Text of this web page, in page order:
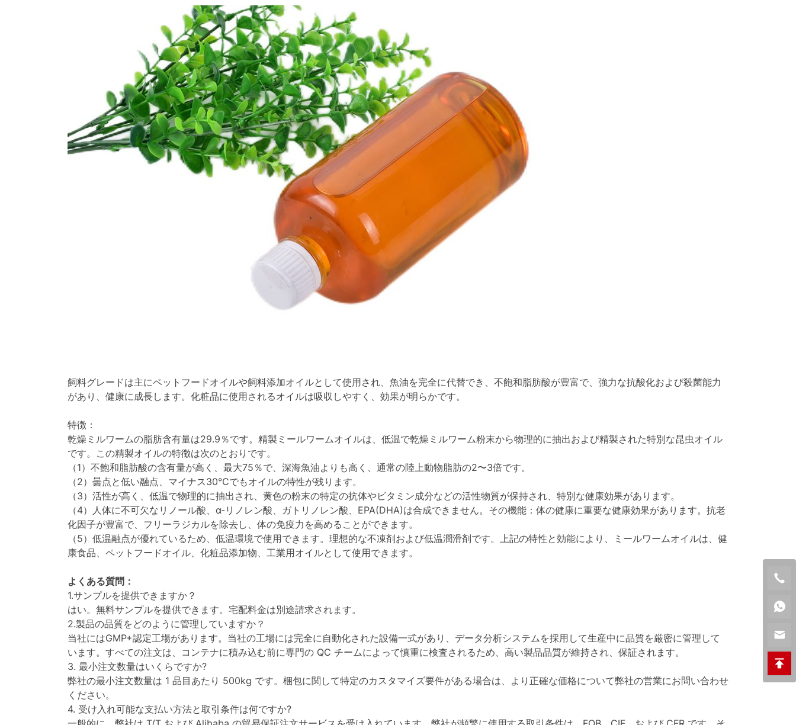
飼料グレードは主にペットフードオイルや飼料添加オイルとして使用され、魚油を完全に代替でき、不飽和脂肪酸が豊富で、強力な抗酸化および殺菌能力
があり、健康に成長します。化粧品に使用されるオイルは吸収しやすく、効果が明らかです。
特徴：
乾燥ミルワームの脂肪含有量は29.9％です。精製ミールワームオイルは、低温で乾燥ミルワーム粉末から物理的に抽出および精製された特別な昆虫オイル
です。この精製オイルの特徴は次のとおりです。
（1）不飽和脂肪酸の含有量が高く、最大75％で、深海魚油よりも高く、通常の陸上動物脂肪の2〜3倍です。
（2）曇点と低い融点、マイナス30℃でもオイルの特性が残ります。
（3）活性が高く、低温で物理的に抽出され、黄色の粉末の特定の抗体やビタミン成分などの活性物質が保持され、特別な健康効果があります。
（4）人体に不可欠なリノール酸、α-リノレン酸、ガトリノレン酸、EPA(DHA)は合成できません。その機能：体の健康に重要な健康効果があります。抗老
化因子が豊富で、フリーラジカルを除去し、体の免疫力を高めることができます。
（5）低温融点が優れているため、低温環境で使用できます。理想的な不凍剤および低温潤滑剤です。上記の特性と効能により、ミールワームオイルは、健
康食品、ペットフードオイル、化粧品添加物、工業用オイルとして使用できます。
よくある質問：
1.サンプルを提供できますか？
はい。無料サンプルを提供できます。宅配料金は別途請求されます。
2.製品の品質をどのように管理していますか？
当社にはGMP+認定工場があります。当社の工場には完全に自動化された設備一式があり、データ分析システムを採用して生産中に品質を厳密に管理して
います。すべての注文は、コンテナに積み込む前に専門の QC チームによって慎重に検査されるため、高い製品品質が維持され、保証されます。
3. 最小注文数量はいくらですか?
弊社の最小注文数量は 1 品目あたり 500kg です。梱包に関して特定のカスタマイズ要件がある場合は、より正確な価格について弊社の営業にお問い合わせ
ください。
4. 受け入れ可能な支払い方法と取引条件は何ですか?